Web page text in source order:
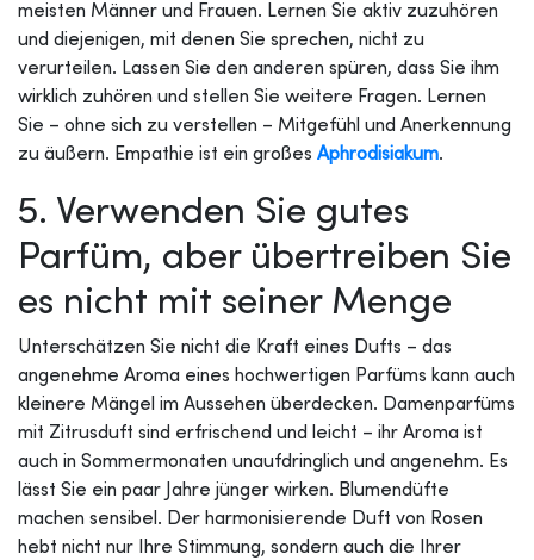
meisten Männer und Frauen. Lernen Sie aktiv zuzuhören
und diejenigen, mit denen Sie sprechen, nicht zu
verurteilen. Lassen Sie den anderen spüren, dass Sie ihm
wirklich zuhören und stellen Sie weitere Fragen. Lernen
Sie – ohne sich zu verstellen – Mitgefühl und Anerkennung
zu äußern. Empathie ist ein großes Aphrodisiakum.
5. Verwenden Sie gutes
Parfüm, aber übertreiben Sie
es nicht mit seiner Menge
Unterschätzen Sie nicht die Kraft eines Dufts – das
angenehme Aroma eines hochwertigen Parfüms kann auch
kleinere Mängel im Aussehen überdecken. Damenparfüms
mit Zitrusduft sind erfrischend und leicht – ihr Aroma ist
auch in Sommermonaten unaufdringlich und angenehm. Es
lässt Sie ein paar Jahre jünger wirken. Blumendüfte
machen sensibel. Der harmonisierende Duft von Rosen
hebt nicht nur Ihre Stimmung, sondern auch die Ihrer